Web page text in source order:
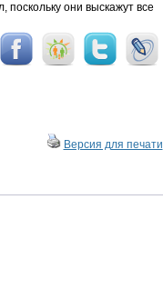
они выскажут все
Версия для печати